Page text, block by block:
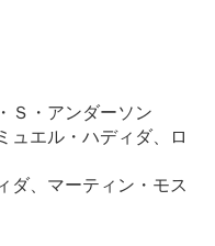
Ｓ・アンダーソン
ュエル・ハディダ、ロ
ダ、マーティン・モス